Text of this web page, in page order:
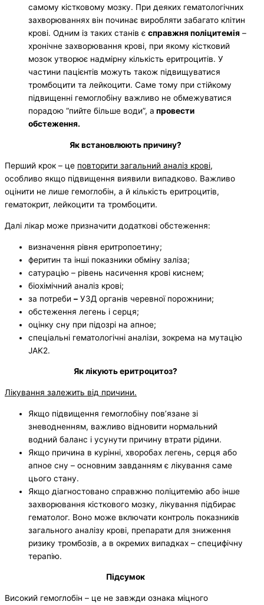
самому кістковому мозку. При деяких гематологічних
захворюваннях він починає виробляти забагато клітин
крові. Одним із таких станів є справжня поліцитемія –
хронічне захворювання крові, при якому кістковий
мозок утворює надмірну кількість еритроцитів. У
частини пацієнтів можуть також підвищуватися
тромбоцити та лейкоцити. Саме тому при стійкому
підвищенні гемоглобіну важливо не обмежуватися
порадою “пийте більше води”, а провести
обстеження.
Як встановлюють причину?
Перший крок – це повторити загальний аналіз крові,
особливо якщо підвищення виявили випадково. Важливо
оцінити не лише гемоглобін, а й кількість еритроцитів,
гематокрит, лейкоцити та тромбоцити.
Далі лікар може призначити додаткові обстеження:
визначення рівня еритропоетину;
феритин та інші показники обміну заліза;
сатурацію – рівень насичення крові киснем;
біохімічний аналіз крові;
за потреби – УЗД органів черевної порожнини;
обстеження легень і серця;
оцінку сну при підозрі на апное;
спеціальні гематологічні аналізи, зокрема на мутацію
JAK2.
Як лікують еритроцитоз?
Лікування залежить від причини.
Якщо підвищення гемоглобіну пов’язане зі
зневодненням, важливо відновити нормальний
водний баланс і усунути причину втрати рідини.
Якщо причина в курінні, хворобах легень, серця або
апное сну – основним завданням є лікування саме
цього стану.
Якщо діагностовано справжню поліцитемію або інше
захворювання кісткового мозку, лікування підбирає
гематолог. Воно може включати контроль показників
загального аналізу крові, препарати для зниження
ризику тромбозів, а в окремих випадках – специфічну
терапію.
Підсумок
Високий гемоглобін – це не завжди ознака міцного